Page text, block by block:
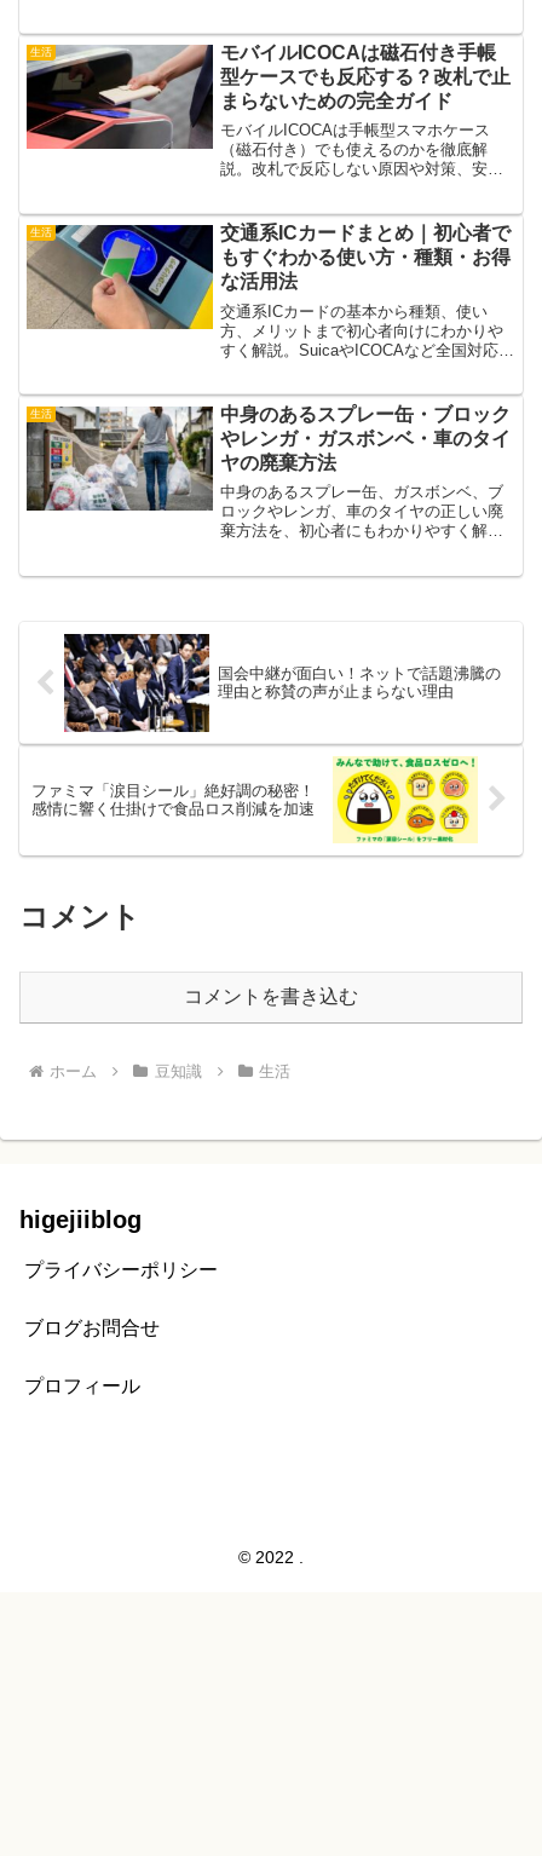
す。
生活
モバイルICOCAは磁石付き手帳
型ケースでも反応する？改札で止
まらないための完全ガイド
モバイルICOCAは手帳型スマホケース
（磁石付き）でも使えるのかを徹底解
説。改札で反応しない原因や対策、安全
生活
交通系ICカードまとめ｜初心者で
もすぐわかる使い方・種類・お得
な活用法
交通系ICカードの基本から種類、使い
方、メリットまで初心者向けにわかりや
すく解説。SuicaやICOCAなど全国対応カ
生活
中身のあるスプレー缶・ブロック
やレンガ・ガスボンベ・車のタイ
ヤの廃棄方法
中身のあるスプレー缶、ガスボンベ、ブ
ロックやレンガ、車のタイヤの正しい廃
棄方法を、初心者にもわかりやすく解説
国会中継が面白い！ネットで話題沸騰の
理由と称賛の声が止まらない理由
ファミマ「涙目シール」絶好調の秘密！
感情に響く仕掛けで食品ロス削減を加速
コメント
コメントを書き込む
ホーム 豆知識 生活
higejiiblog
プライバシーポリシー
ブログお問合せ
プロフィール
© 2022 .